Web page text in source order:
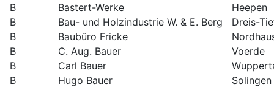
B
Bastert-Werke
Heepen
B
Bau- und Holzindustrie W. & E. Berg
Dreis-
B
Baubüro Fricke
B
C. Aug. Bauer
Voerde
B
Carl Bauer
B
Hugo Bauer
Solingen